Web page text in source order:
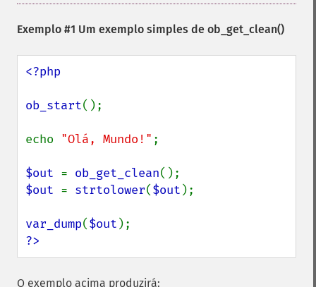
Exemplo #1 Um exemplo simples de ob_get_clean()
<?php
ob_start();
echo "Olá, Mundo!" ;
$out = ob_get_clean
$out = strtolower($out );
var_dump($out
?>
O exemplo acima produzirá: